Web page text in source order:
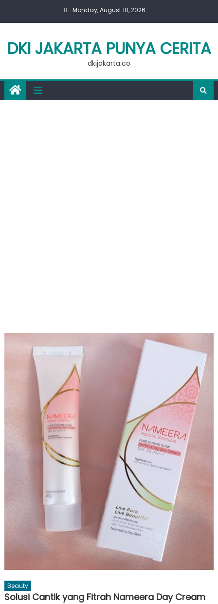
Monday, August 10, 2026
DKI JAKARTA PUNYA CERITA
dkijakarta.co
Beauty
Solusi Cantik yang Fitrah Nameera Day Cream